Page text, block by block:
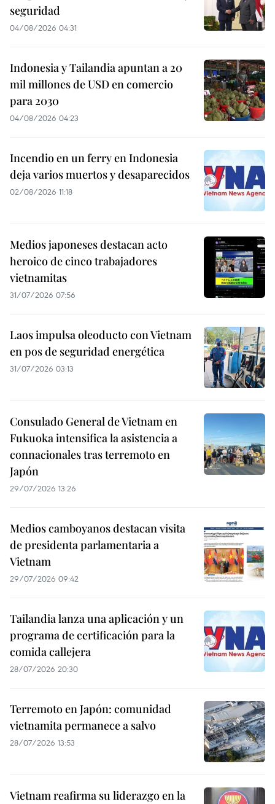
seguridad
04/08/2026 04:31
Indonesia y Tailandia apuntan a 20
mil millones de USD en comercio
para 2030
04/08/2026 04:23
Incendio en un ferry en Indonesia
deja varios muertos y desaparecidos
02/08/2026 11:18
Medios japoneses destacan acto
heroico de cinco trabajadores
vietnamitas
31/07/2026 07:56
Laos impulsa oleoducto con Vietnam
en pos de seguridad energética
31/07/2026 03:13
Consulado General de Vietnam en
Fukuoka intensifica la asistencia a
connacionales tras terremoto en
Japón
29/07/2026 13:26
Medios camboyanos destacan visita
de presidenta parlamentaria a
Vietnam
29/07/2026 09:42
Tailandia lanza una aplicación y un
programa de certificación para la
comida callejera
28/07/2026 20:30
Terremoto en Japón: comunidad
vietnamita permanece a salvo
28/07/2026 13:53
Vietnam reafirma su liderazgo en la